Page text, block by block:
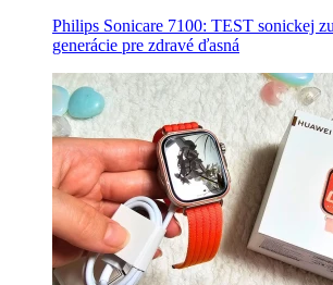
Philips Sonicare 7100: TEST sonickej
generácie pre zdravé ďasná